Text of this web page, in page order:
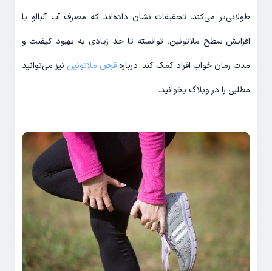
طولانی‌تر می‌کند. تحقیقات نشان داده‌اند که مصرف آب آلبالو با
افزایش سطح ملاتونین، توانسته تا حد زیادی به بهبود کیفیت و
مدت زمان خواب افراد کمک کند. درباره قرص ملاتونین نیز می‌توانید
مطلبی را در وبلاگ بخوانید.